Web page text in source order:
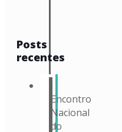
Posts
recentes
Encontro
Nacional
do